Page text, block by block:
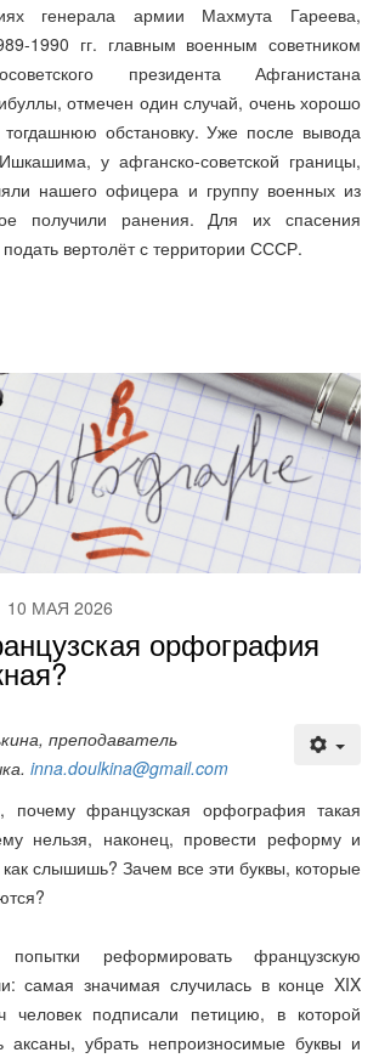
генерала армии Махмута Гареева,
1990 гг. главным военным советником
президента Афганистана
отмечен один случай, очень хорошо
обстановку. Уже после вывода
у афганско-советской границы,
нашего офицера и группу военных из
получили ранения. Для их спасения
вертолёт с территории СССР.
10 МАЯ 2026
орфография
преподаватель
inna.doulkina@gmail.com
французская орфография такая
нельзя, наконец, провести реформу и
как слышишь? Зачем все эти буквы, которые
реформировать французскую
самая значимая случилась в конце XIX
человек подписали петицию, в которой
аксаны, убрать непроизносимые буквы и